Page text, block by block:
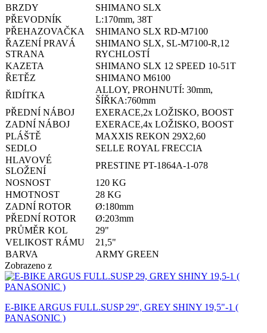
BRZDY
SHIMANO SLX
PŘEVODNÍK
L:170mm, 38T
PŘEHAZOVAČKA
SHIMANO SLX RD-M7100
ŘAZENÍ PRAVÁ
STRANA
SHIMANO SLX, SL-M7100-R,12
RYCHLOSTÍ
KAZETA
SHIMANO SLX 12 SPEED 10-51T
ŘETĚZ
SHIMANO M6100
ŘIDÍTKA
ALLOY, PROHNUTÍ: 30mm,
ŠÍŘKA:760mm
PŘEDNÍ NÁBOJ
EXERACE,2x LOŽISKO, BOOST
ZADNÍ NÁBOJ
EXERACE,4x LOŽISKO, BOOST
PLÁŠTĚ
MAXXIS REKON 29X2,60
SEDLO
SELLE ROYAL FRECCIA
HLAVOVÉ
SLOŽENÍ
PRESTINE PT-1864A-1-078
NOSNOST
120 KG
HMOTNOST
28 KG
ZADNÍ ROTOR
Ø:180mm
PŘEDNÍ ROTOR
Ø:203mm
PRŮMĚR KOL
29"
VELIKOST RÁMU
21,5"
BARVA
ARMY GREEN
Zobrazeno z
E-BIKE ARGUS FULL.SUSP 29", GREY SHINY 19,5"-1 (
PANASONIC )